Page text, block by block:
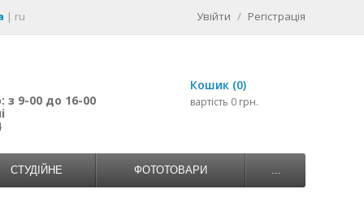
| ru Увійти / Регістрація
з 9-00 до 16-00
Кошик (0)
вартість 0 грн.
СТУДІЙНЕ ФОТОТОВАРИ ...